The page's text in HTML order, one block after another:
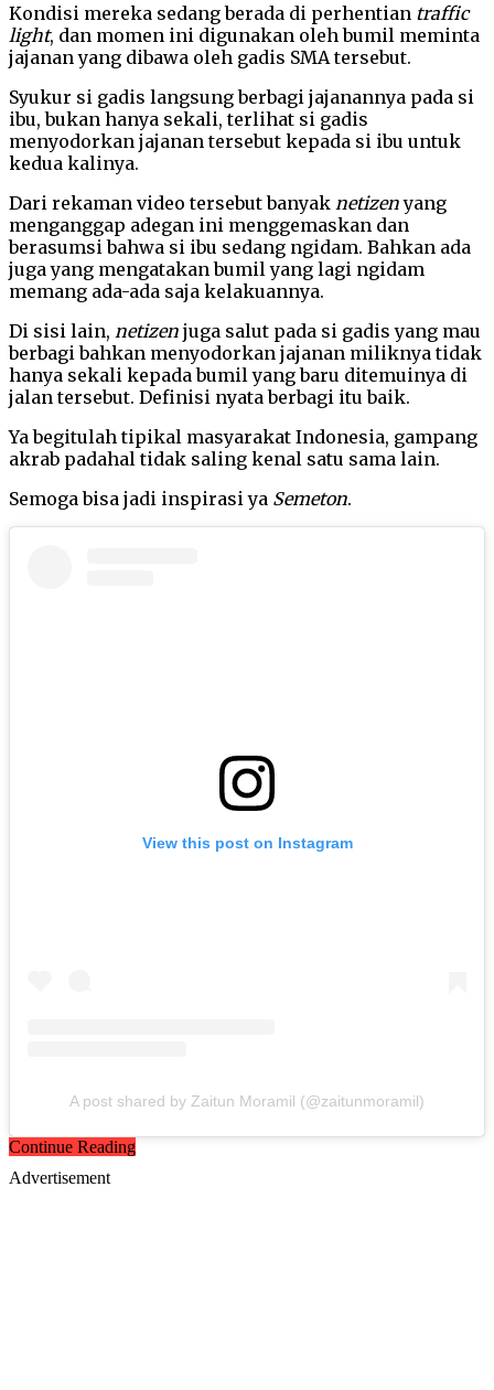
Kondisi mereka sedang berada di perhentian traffic
light, dan momen ini digunakan oleh bumil meminta
jajanan yang dibawa oleh gadis SMA tersebut.
Syukur si gadis langsung berbagi jajanannya pada si
ibu, bukan hanya sekali, terlihat si gadis
menyodorkan jajanan tersebut kepada si ibu untuk
kedua kalinya.
Dari rekaman video tersebut banyak netizenyang
menganggap adegan ini menggemaskan dan
berasumsi bahwa si ibu sedang ngidam. Bahkan ada
juga yang mengatakan bumil yang lagi ngidam
memang ada-ada saja kelakuannya.
Di sisi lain, netizen juga salut pada si gadis yang mau
berbagi bahkan menyodorkan jajanan miliknya tidak
hanya sekali kepada bumil yang baru ditemuinya di
jalan tersebut. Definisi nyata berbagi itu baik.
Ya begitulah tipikal masyarakat Indonesia, gampang
akrab padahal tidak saling kenal satu sama lain.
Semoga bisa jadi inspirasi ya Semeton.
View this post on Instagram
A post shared by Zaitun Moramil (@zaitunmoramil)
Continue Reading
Advertisement